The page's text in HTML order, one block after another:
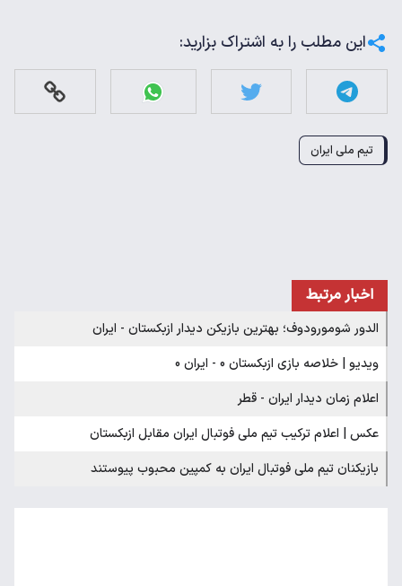
این مطلب را به اشتراک بزارید:
تیم ملی ایران
اخبار مرتبط
الدور شومورودوف؛ بهترین بازیکن دیدار ازبکستان - ایران
ویدیو | خلاصه بازی ازبکستان 0 - ایران 0
اعلام زمان دیدار ایران - قطر
عکس | اعلام ترکیب تیم ملی فوتبال ایران مقابل ازبکستان
بازیکنان تیم ملی فوتبال ایران به کمپین محبوب پیوستند